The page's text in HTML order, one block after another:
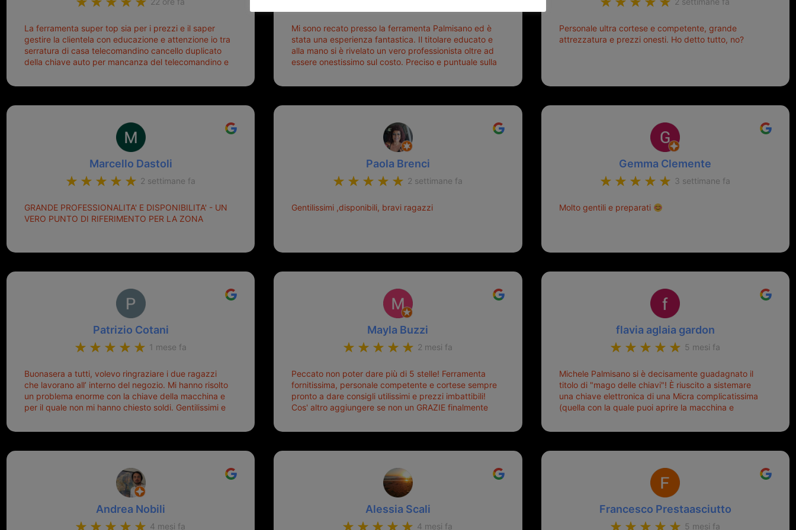
La ferramenta super top sia per i prezzi e il saper
gestire la clientela con educazione e attenzione io tra
serratura di casa telecomandino cancello duplicato
della chiave auto per mancanza del telecomandino e
meglio ferramenta de ostia e poi il prorietario il signor
Mi sono recato presso la ferramenta Palmisano ed è
stata una esperienza fantastica. Il titolare educato e
alla mano si è rivelato un vero professionista oltre ad
essere onestissimo sul costo. Preciso e puntuale sulla
Personale ultra cortese e competente, grande
attrezzatura e prezzi onesti. Ho detto tutto, no?
Marcello Dastoli
2 settimane fa
GRANDE PROFESSIONALITA' E DISPONIBILITA' - UN
VERO PUNTO DI RIFERIMENTO PER LA ZONA
Paola Brenci
2 settimane fa
Gentilissimi ,disponibili, bravi ragazzi
Gemma Clemente
3 settimane fa
Molto gentili e preparati
Patrizio Cotani
1 mese fa
Buonasera a tutti, volevo ringraziare i due ragazzi
che lavorano all’ interno del negozio. Mi hanno risolto
un problema enorme con la chiave della macchina e
per il quale non mi hanno chiesto soldi. Gentilissimi e
Sicuramente tornerò qui per qualsiasi altro problema.
Mayla Buzzi
2 mesi fa
Peccato non poter dare più di 5 stelle! Ferramenta
fornitissima, personale competente e cortese sempre
pronto a dare consigli utilissimi e prezzi imbattibili!
Cos' altro aggiungere se non un GRAZIE finalmente
siete il mio riferimento. Ah dimenticavo...da loro sono
trove! Top top top!!!
flavia aglaia gardon
5 mesi fa
Michele Palmisano si è decisamente guadagnato il
titolo di "mago delle chiavi"! È riuscito a sistemare
una chiave elettronica di una Micra complicatissima
(quella con la quale puoi aprire la macchina e
borsa!) che era pronta per la pattumiera... Avevo
pietose, si era perso il coperchietto, la chiave era
bisognava stare attenti che non ti staccasse la
chiave dal blocchetto e talvolta non faceva bene il
contatto nel quadro e bisognava armeggiare un po',
praticamente entrare e mettere in moto era un terno
al Lotto; ormai pensavo di dover prendere un mutuo
Andrea Nobili
4 mesi fa
Alessia Scali
4 mesi fa
Francesco Prestaasciutto
5 mesi fa